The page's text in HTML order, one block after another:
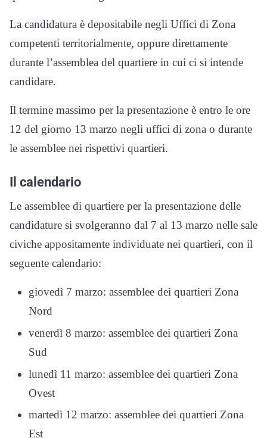
La candidatura è depositabile negli Uffici di Zona
competenti territorialmente, oppure direttamente
durante l’assemblea del quartiere in cui ci si intende
candidare.
Il termine massimo per la presentazione è entro le ore
12 del giorno 13 marzo negli uffici di zona o durante
le assemblee nei rispettivi quartieri.
Il calendario
Le assemblee di quartiere per la presentazione delle
candidature si svolgeranno dal 7 al 13 marzo nelle sale
civiche appositamente individuate nei quartieri, con il
seguente calendario:
giovedì 7 marzo: assemblee dei quartieri Zona
Nord
venerdì 8 marzo: assemblee dei quartieri Zona
Sud
lunedì 11 marzo: assemblee dei quartieri Zona
Ovest
martedì 12 marzo: assemblee dei quartieri Zona
Est